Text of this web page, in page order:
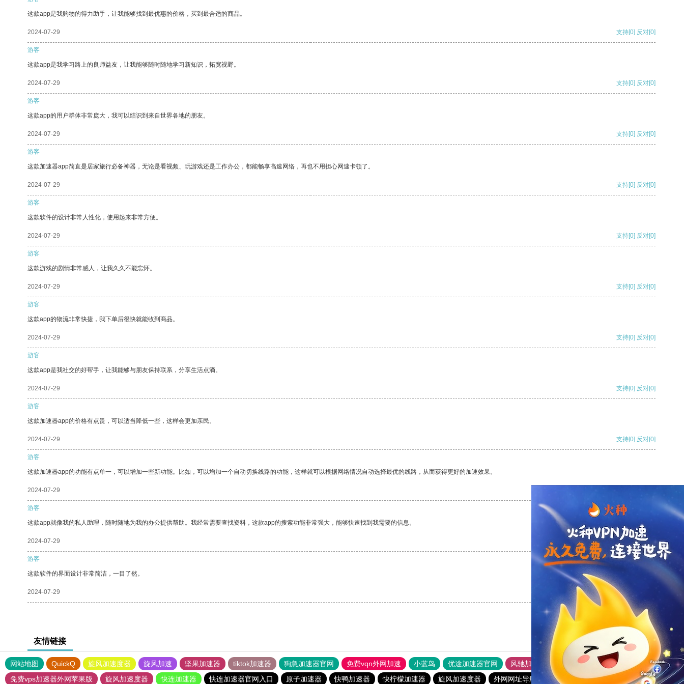
这款app是我购物的得力助手，让我能够找到最优惠的价格，买到最合适的商品。
2024-07-29 支持[0] 反对[0]
游客
这款app是我学习路上的良师益友，让我能够随时随地学习新知识，拓宽视野。
2024-07-29 支持[0] 反对[0]
游客
这款app的用户群体非常庞大，我可以结识到来自世界各地的朋友。
2024-07-29 支持[0] 反对[0]
游客
这款加速器app简直是居家旅行必备神器，无论是看视频、玩游戏还是工作办公，都能畅享高速网络，再也不用担心网速卡顿了。
2024-07-29 支持[0] 反对[0]
游客
这款软件的设计非常人性化，使用起来非常方便。
2024-07-29 支持[0] 反对[0]
游客
这款游戏的剧情非常感人，让我久久不能忘怀。
2024-07-29 支持[0] 反对[0]
游客
这款app的物流非常快捷，我下单后很快就能收到商品。
2024-07-29 支持[0] 反对[0]
游客
这款app是我社交的好帮手，让我能够与朋友保持联系，分享生活点滴。
2024-07-29 支持[0] 反对[0]
游客
这款加速器app的价格有点贵，可以适当降低一些，这样会更加亲民。
2024-07-29 支持[0] 反对[0]
游客
这款加速器app的功能有点单一，可以增加一些新功能。比如，可以增加一个自动切换线路的功能，这样就可以根据网络情况自动选择最优的线路，从而获得更好的加速效果。
2024-07-29
游客
这款app就像我的私人助理，随时随地为我的办公提供帮助。我经常需要查找资料，这款app的搜索功能非常强大，能够快速找到我需要的信息。
2024-07-29 支持 [0] 反对 [0]
游客
这款软件的界面设计非常简洁，一目了然。
2024-07-29 支持
友情链接
网站地图 QuickQ 旋风加速度器 旋风加速 坚果加速器 tiktok加速器 狗急加速器官网 免费vqn外网加速 小蓝鸟 优途加速器官网 风驰加速器
旋风加速器
免费vps加速器外网苹果版
旋风加速度器 快连加速器 快连加速器官网入口 原子加速器 快鸭加速器 快柠檬加速器 旋风加速度器 外网网址导航 软件中心 雷霆加速 狂飙加速器